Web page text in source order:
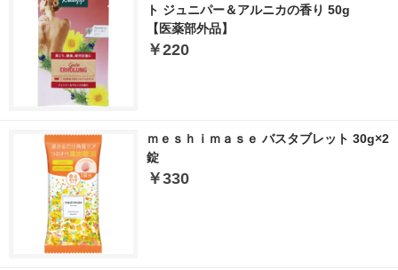
ト ジュニパー＆アルニカの香り 50g
【医薬部外品】
￥220
ｍｅｓｈｉｍａｓｅ バスタブレット 30g×2
錠
￥330